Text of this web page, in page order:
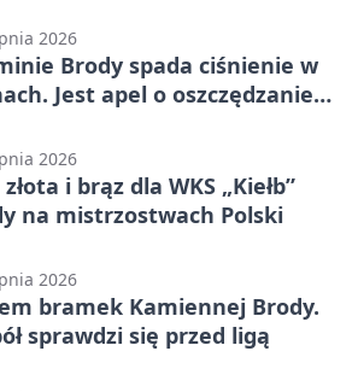
2026
Brody spada ciśnienie w
Jest apel o oszczędzanie
2026
i brąz dla WKS „Kiełb”
na mistrzostwach Polski
2026
bramek Kamiennej Brody.
sprawdzi się przed ligą